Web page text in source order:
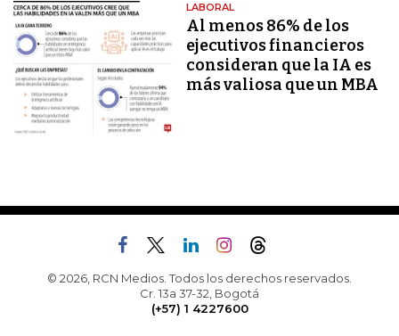
LABORAL
Al menos 86% de los
ejecutivos financieros
consideran que la IA es
más valiosa que un MBA
© 2026, RCN Medios. Todos los derechos reservados.
Cr. 13a 37-32, Bogotá
(+57) 1 4227600